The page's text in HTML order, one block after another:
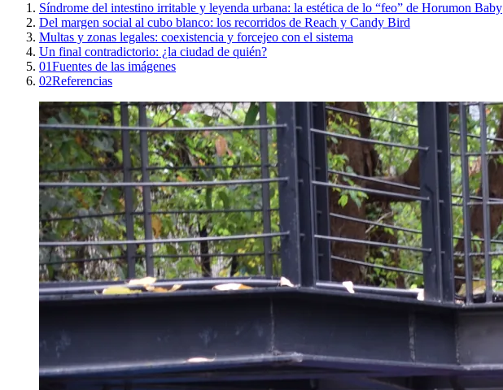
Síndrome del intestino irritable y leyenda urbana: la estética de lo “feo” de Horumon Baby
Del margen social al cubo blanco: los recorridos de Reach y Candy Bird
Multas y zonas legales: coexistencia y forcejeo con el sistema
Un final contradictorio: ¿la ciudad de quién?
01Fuentes de las imágenes
02Referencias